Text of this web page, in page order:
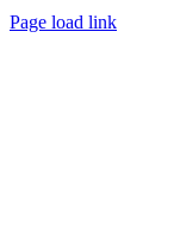
Page load link